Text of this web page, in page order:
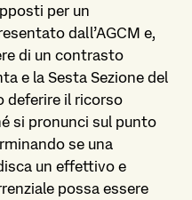
per un
dall’AGCM e,
di un contrasto
e la Sesta Sezione del
deferire il ricorso
si pronunci sul punto
se una
un effettivo e
possa essere